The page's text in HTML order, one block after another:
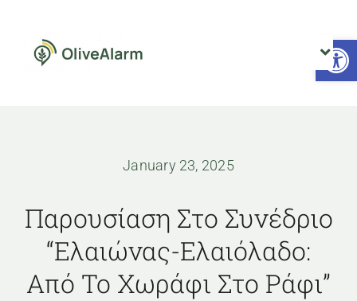
content
Νέα
Επικοινωνία
January 23, 2025
Παρουσίαση Στο Συνέδριο
“Ελαιώνας-Ελαιόλαδο:
Από Το Χωράφι Στο Ράφι”